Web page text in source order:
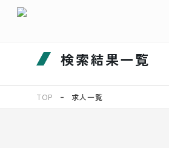
検索結果一覧
TOP 求人一覧